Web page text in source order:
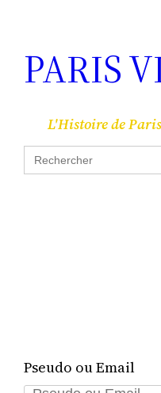
PARIS
L'Histoire de
Search
for:
Pseudo ou Email